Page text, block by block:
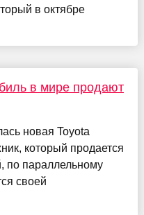
в октябре
в мире продают
новая Toyota
который продается
по параллельному
своей